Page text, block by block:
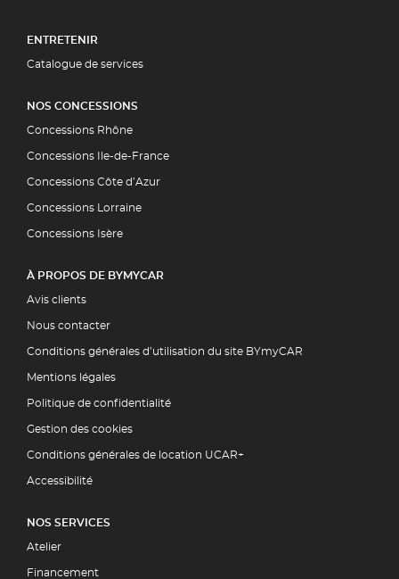
ENTRETENIR
Catalogue de services
NOS CONCESSIONS
Concessions Rhône
Concessions Ile-de-France
Concessions Côte d’Azur
Concessions Lorraine
Concessions Isère
À PROPOS DE BYMYCAR
Avis clients
Nous contacter
Conditions générales d’utilisation du site BYmyCAR
Mentions légales
Politique de confidentialité
Gestion des cookies
Conditions générales de location UCAR+
Accessibilité
NOS SERVICES
Atelier
Financement